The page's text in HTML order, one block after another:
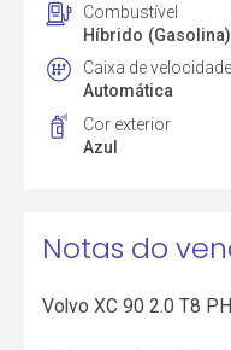
Combustível
Híbrido (Gasolina)
Caixa de
Automática
Cor exterior
Azul
Notas do
Volvo XC 90 2.0 T8